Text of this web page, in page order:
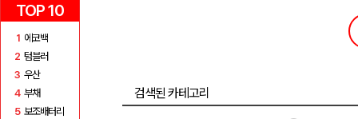
TOP 10
1 에코백
2 텀블러
3 우산
4 부채
5 보조배터리
검색된 카테고리